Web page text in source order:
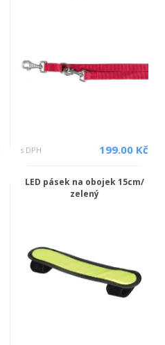
s DPH 199.00 Kč
LED pásek na obojek 15cm/
zelený